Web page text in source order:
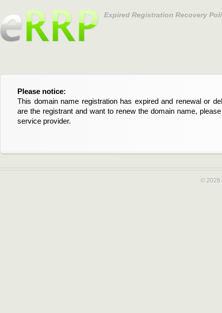
Expired Registration Recovery
Please notice:
This domain name registration has expired and renewal or
are the registrant and want to renew the domain name,
service provider.
Bitte beachten Sie:
Diese Domainregistrierung ist abgelaufen und die
Domain stehen an. Wenn Sie der Registrant sind und
verlängern möchten, kontaktieren Sie bitte Ihren Service-
© 2026